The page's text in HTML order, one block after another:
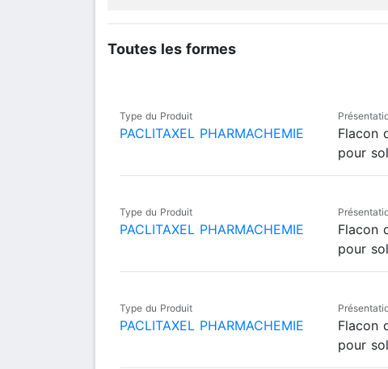
Toutes les formes
Type du Produit
PACLITAXEL PHARMACHEMIE
Flacon
pour
Type du Produit
PACLITAXEL PHARMACHEMIE
Flacon
pour
Type du Produit
PACLITAXEL PHARMACHEMIE
Flacon
pour